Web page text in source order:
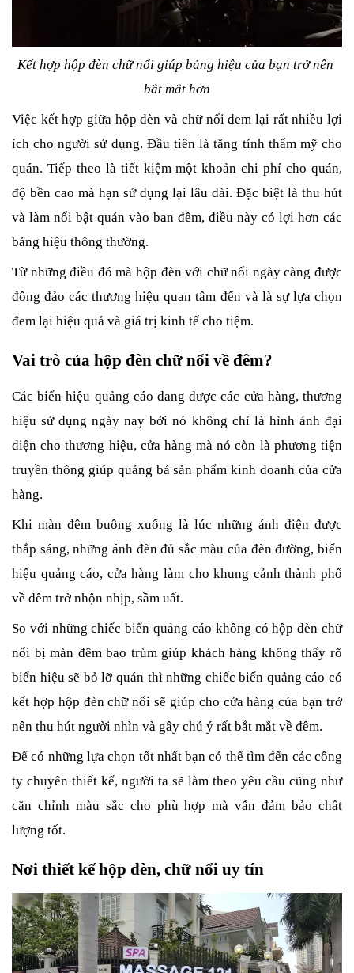
Kết hợp hộp đèn chữ nổi giúp bảng hiệu của bạn trở nên
bắt mắt hơn
Việc kết hợp giữa hộp đèn và chữ nổi đem lại rất nhiều lợi
ích cho người sử dụng. Đầu tiên là tăng tính thẩm mỹ cho
quán. Tiếp theo là tiết kiệm một khoản chi phí cho quán,
độ bền cao mà hạn sử dụng lại lâu dài. Đặc biệt là thu hút
và làm nổi bật quán vào ban đêm, điều này có lợi hơn các
bảng hiệu thông thường.
Từ những điều đó mà hộp đèn với chữ nổi ngày càng được
đông đảo các thương hiệu quan tâm đến và là sự lựa chọn
đem lại hiệu quả và giá trị kinh tế cho tiệm.
Vai trò của hộp đèn chữ nổi về đêm?
Các biển hiệu quảng cáo đang được các cửa hàng, thương
hiệu sử dụng ngày nay bởi nó không chỉ là hình ảnh đại
diện cho thương hiệu, cửa hàng mà nó còn là phương tiện
truyền thông giúp quảng bá sản phẩm kinh doanh của cửa
hàng.
Khi màn đêm buông xuống là lúc những ánh điện được
thắp sáng, những ánh đèn đủ sắc màu của đèn đường, biển
hiệu quảng cáo, cửa hàng làm cho khung cảnh thành phố
về đêm trở nhộn nhịp, sầm uất.
So với những chiếc biển quảng cáo không có hộp đèn chữ
nổi bị màn đêm bao trùm giúp khách hàng không thấy rõ
biển hiệu sẽ bỏ lỡ quán thì những chiếc biển quảng cáo có
kết hợp hộp đèn chữ nổi sẽ giúp cho cửa hàng của bạn trở
nên thu hút người nhìn và gây chú ý rất bắt mắt về đêm.
Để có những lựa chọn tốt nhất bạn có thể tìm đến các công
ty chuyên thiết kế, người ta sẽ làm theo yêu cầu cũng như
căn chỉnh màu sắc cho phù hợp mà vẫn đảm bảo chất
lượng tốt.
Nơi thiết kế hộp đèn, chữ nổi uy tín